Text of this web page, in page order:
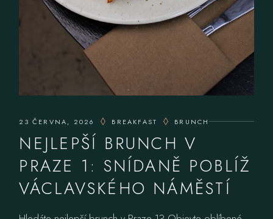
23 ČERVNA, 2026 BREAKFAST BRUNCH
NEJLEPŠÍ BRUNCH V
PRAZE 1: SNÍDANĚ POBLÍŽ
VÁCLAVSKÉHO NÁMĚSTÍ